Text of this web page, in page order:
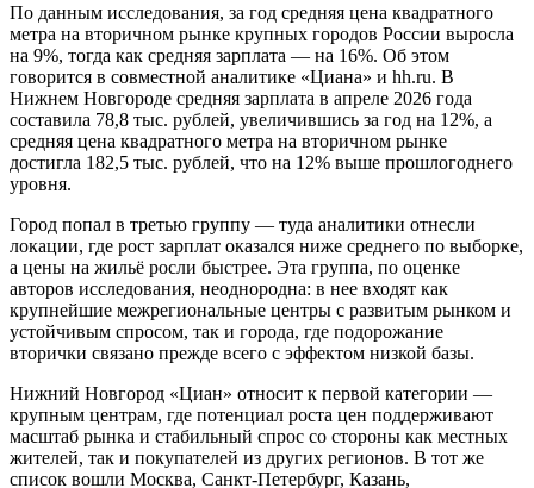
По данным исследования, за год средняя цена квадратного
метра на вторичном рынке крупных городов России выросла
на 9%, тогда как средняя зарплата — на 16%. Об этом
говорится в совместной аналитике «Циана» и hh.ru. В
Нижнем Новгороде средняя зарплата в апреле 2026 года
составила 78,8 тыс. рублей, увеличившись за год на 12%, а
средняя цена квадратного метра на вторичном рынке
достигла 182,5 тыс. рублей, что на 12% выше прошлогоднего
уровня.
Город попал в третью группу — туда аналитики отнесли
локации, где рост зарплат оказался ниже среднего по выборке,
а цены на жильё росли быстрее. Эта группа, по оценке
авторов исследования, неоднородна: в нее входят как
крупнейшие межрегиональные центры с развитым рынком и
устойчивым спросом, так и города, где подорожание
вторички связано прежде всего с эффектом низкой базы.
Нижний Новгород «Циан» относит к первой категории —
крупным центрам, где потенциал роста цен поддерживают
масштаб рынка и стабильный спрос со стороны как местных
жителей, так и покупателей из других регионов. В тот же
список вошли Москва, Санкт-Петербург, Казань,